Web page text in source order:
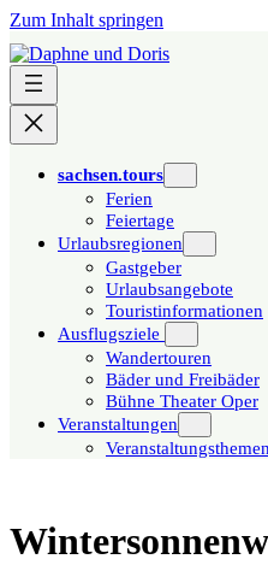
Zum Inhalt springen
sachsen.tours
Ferien
Feiertage
Urlaubsregionen
Gastgeber
Urlaubsangebote
Touristinformationen
Ausflugsziele
Wandertouren
Bäder und Freibäder
Bühne Theater Oper
Veranstaltungen